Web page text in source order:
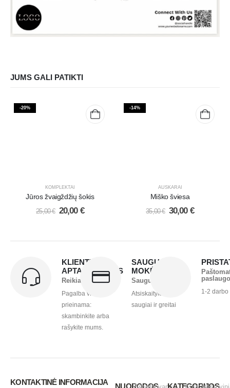
JUMS GALI PATIKTI
-20%
KOMPLEKTAI
Jūros žvaigždžių šokis
25,00€ 20,00 €
-14%
AUSKARAI
Miško šviesa
35,00€ 30,00 €
KLIENTŲ
APTARNAVIMAS
Reikia pagalbos?
Pagalba visada
prieinama:
skambinkite arba
rašykite mums.
SAUGUS
MOKĖJIMAS
Saugu ir greita
Atsiskaitykite
saugiai ir greitai
1-2
KONTAKTINĖ INFORMACIJA